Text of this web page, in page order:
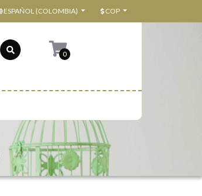
ESPAÑOL (COLOMBIA) COP
0